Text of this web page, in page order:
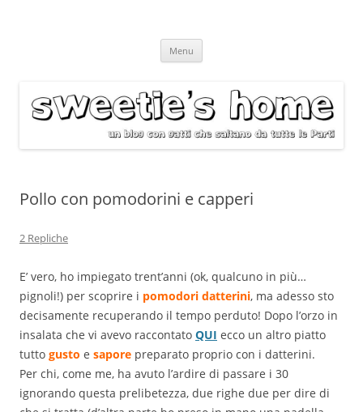
Menu
Pollo con pomodorini e capperi
2 Repliche
E’ vero, ho impiegato trent’anni (ok, qualcuno in più…
pignoli!) per scoprire i pomodori datterini, ma adesso sto
decisamente recuperando il tempo perduto! Dopo l’orzo in
insalata che vi avevo raccontato QUI ecco un altro piatto
tutto gusto e sapore preparato proprio con i datterini.
Per chi, come me, ha avuto l’ardire di passare i 30
ignorando questa prelibetezza, due righe due per dire di